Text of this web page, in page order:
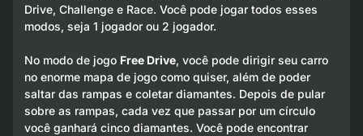
Drive, Challenge e Race. Você pode jogar todos esses
modos, seja 1 jogador ou 2 jogador.
No modo de jogo Free Drive, você pode dirigir seu carro
no enorme mapa de jogo como quiser, além de poder
saltar das rampas e coletar diamantes. Depois de pular
sobre as rampas, cada vez que passar por um círculo
você ganhará cinco diamantes. Você pode encontrar